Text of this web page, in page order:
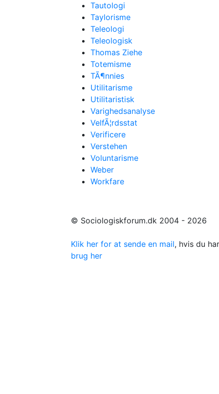
Tautologi
Taylorisme
Teleologi
Teleologisk
Thomas Ziehe
Totemisme
TÃ¶nnies
Utilitarisme
Utilitaristisk
Varighedsanalyse
VelfÃ¦rdsstat
Verificere
Verstehen
Voluntarisme
Weber
Workfare
© Sociologiskforum.dk 2004 - 2026
Klik her for at sende en mail, hvis du
brug her